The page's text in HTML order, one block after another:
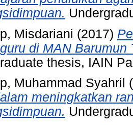
Misdariani (2017)
di MAN Barumun
thesis, IAIN
Muhammad Syahril
meningkatkan